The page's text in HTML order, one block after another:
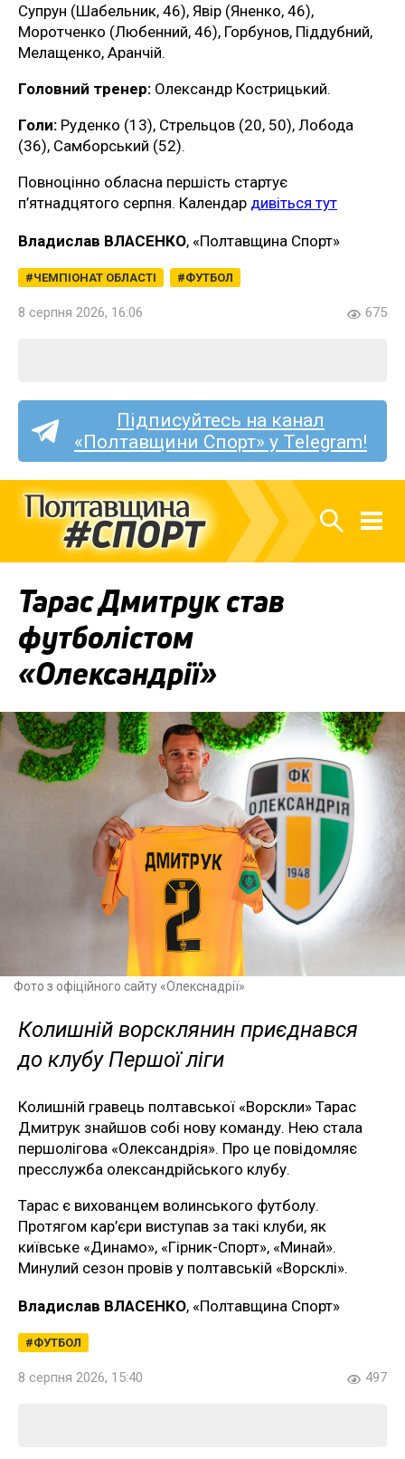
Супрун (Шабельник, 46), Явір (Яненко, 46),
Моротченко (Любенний, 46), Горбунов, Піддубний,
Мелащенко, Аранчій.
Головний тренер: Олександр Кострицький.
Голи: Руденко (13), Стрельцов (20, 50), Лобода
(36), Самборський (52).
Повноцінно обласна першість стартує
п’ятнадцятого серпня. Календар дивіться тут
Владислав ВЛАСЕНКО, «Полтавщина Спорт»
ЧЕМПІОНАТ ОБЛАСТІ ФУТБОЛ
8 серпня 2026, 16:06 675
Підписуйтесь на канал
«Полтавщини Спорт» у Telegram!
Тарас Дмитрук став
футболістом
«Олександрії»
Фото з офіційного сайту «Олекснадрії»
Колишній ворсклянин приєднався
до клубу Першої ліги
Колишній гравець полтавської «Ворскли» Тарас
Дмитрук знайшов собі нову команду. Нею стала
першолігова «Олександрія». Про це повідомляє
пресслужба олександрійського клубу.
Тарас є вихованцем волинського футболу.
Протягом кар’єри виступав за такі клуби, як
київське «Динамо», «Гірник-Спорт», «Минай».
Минулий сезон провів у полтавській «Ворсклі».
Владислав ВЛАСЕНКО, «Полтавщина Спорт»
ФУТБОЛ
8 серпня 2026, 15:40 497